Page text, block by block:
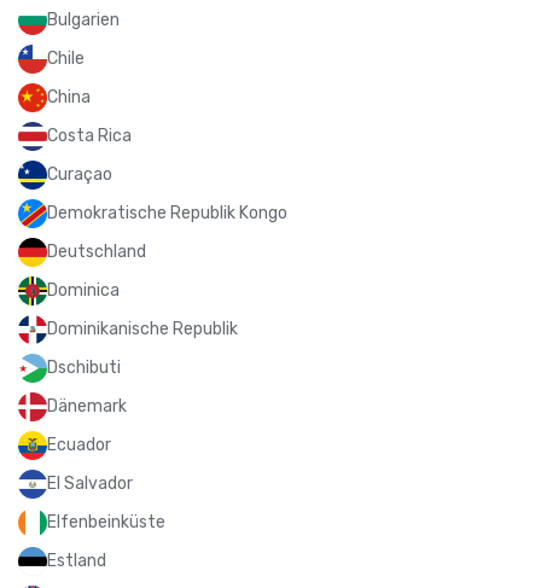
Bulgarien
Chile
China
Costa Rica
Curaçao
Demokratische Republik Kongo
Deutschland
Dominica
Dominikanische Republik
Dschibuti
Dänemark
Ecuador
El Salvador
Elfenbeinküste
Estland